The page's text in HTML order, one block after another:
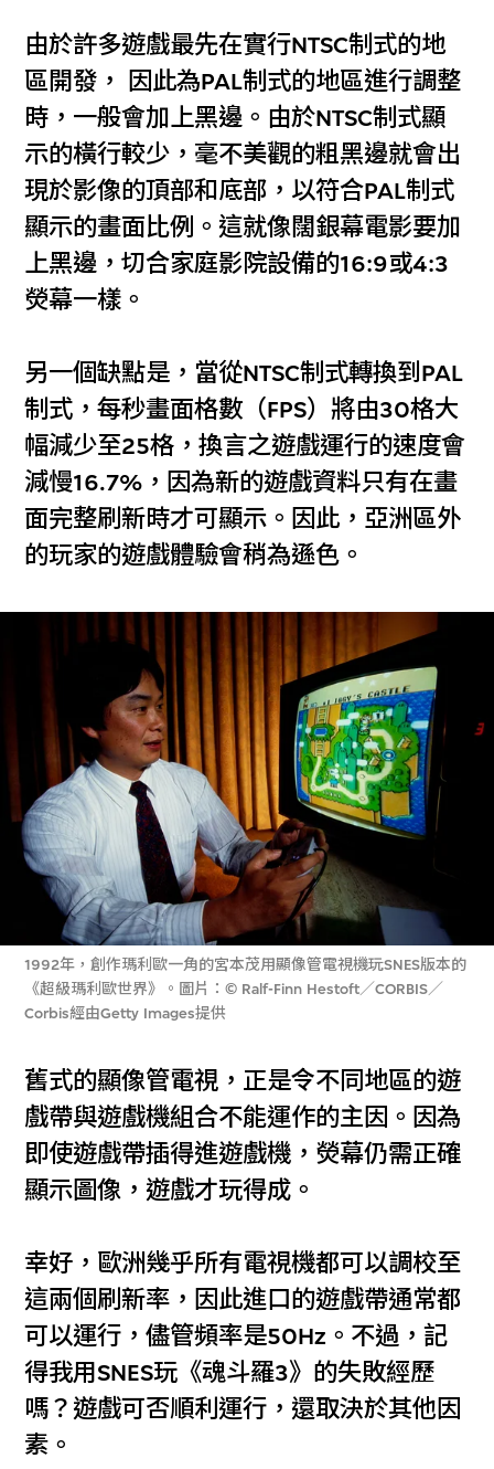
由於許多遊戲最先在實行NTSC制式的地
區開發， 因此為PAL制式的地區進行調整
時，一般會加上黑邊。由於NTSC制式顯
示的橫行較少，毫不美觀的粗黑邊就會出
現於影像的頂部和底部，以符合PAL制式
顯示的畫面比例。這就像闊銀幕電影要加
上黑邊，切合家庭影院設備的16:9或4:3
熒幕一樣。
另一個缺點是，當從NTSC制式轉換到PAL
制式，每秒畫面格數（FPS）將由30格大
幅減少至25格，換言之遊戲運行的速度會
減慢16.7%，因為新的遊戲資料只有在畫
面完整刷新時才可顯示。因此，亞洲區外
的玩家的遊戲體驗會稍為遜色。
1992年，創作瑪利歐一角的宮本茂用顯像管電視機玩SNES版本的
《超級瑪利歐世界》。圖片：© Ralf-Finn Hestoft／CORBIS／
Corbis經由Getty Images提供
舊式的顯像管電視，正是令不同地區的遊
戲帶與遊戲機組合不能運作的主因。因為
即使遊戲帶插得進遊戲機，熒幕仍需正確
顯示圖像，遊戲才玩得成。
幸好，歐洲幾乎所有電視機都可以調校至
這兩個刷新率，因此進口的遊戲帶通常都
可以運行，儘管頻率是50Hz。不過，記
得我用SNES玩《魂斗羅3》的失敗經歷
嗎？遊戲可否順利運行，還取決於其他因
素。